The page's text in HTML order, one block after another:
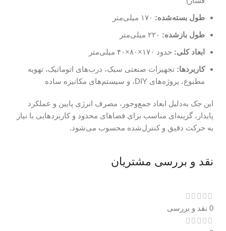
طول بسته‌شده:
طول بازشده:
ابعاد کلی: حدود ۱۷۰×۸۰×۴۰ میلی‌متر
کاربردها: تجهیزات صنعتی سبک، درب‌های اتوماتیک، تهویه
مطبوع، پروژه‌های DIY، و سیستم‌های مکانیزه ساده
این جک به‌دلیل ابعاد جمع‌وجور، مصرف انرژی پایین و عملکرد
پایدار، گزینه‌ای مناسب برای فضاهای محدود و کاربردهایی با نیاز
به حرکت دقیق و کنترل‌شده محسوب می‌شود.
نقد و بررسی مشتریان
0 نقد و بررسی